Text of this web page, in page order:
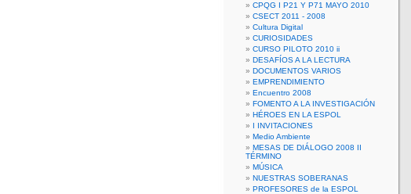
CPQG I P21 Y P71 MAYO 2010
CSECT 2011 - 2008
Cultura Digital
CURIOSIDADES
CURSO PILOTO 2010 ii
DESAFÍOS A LA LECTURA
DOCUMENTOS VARIOS
EMPRENDIMIENTO
Encuentro 2008
FOMENTO A LA INVESTIGACIÓN
HÉROES EN LA ESPOL
I INVITACIONES
Medio Ambiente
MESAS DE DIÁLOGO 2008 II
TÉRMINO
MÚSICA
NUESTRAS SOBERANAS
PROFESORES de la ESPOL